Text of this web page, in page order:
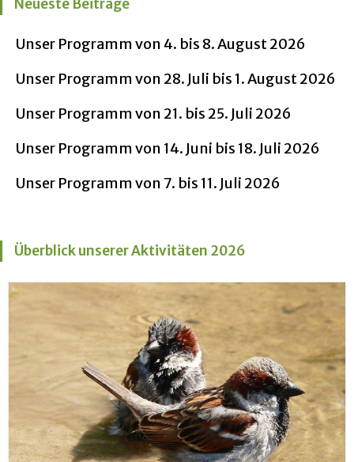
Neueste Beiträge
Unser Programm von 4. bis 8. August 2026
Unser Programm von 28. Juli bis 1. August 2026
Unser Programm von 21. bis 25. Juli 2026
Unser Programm von 14. Juni bis 18. Juli 2026
Unser Programm von 7. bis 11. Juli 2026
Überblick unserer Aktivitäten 2026